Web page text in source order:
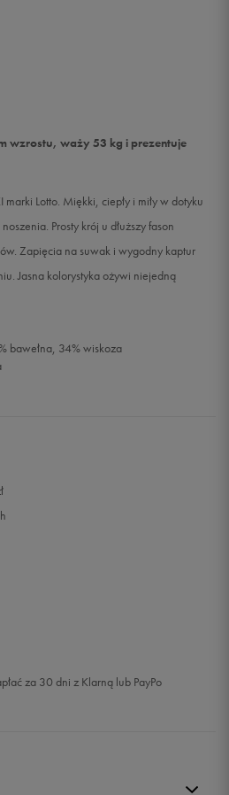
wzrostu, waży 53 kg i prezentuje
Lotto. Miękki, ciepły i miły w dotyku
Prosty krój u dłuższy fason
Zapięcia na suwak i wygodny kaptur
Jasna kolorystyka ożywi niejedną
bawełna, 34% wiskoza
za 30 dni z Klarną lub PayPo